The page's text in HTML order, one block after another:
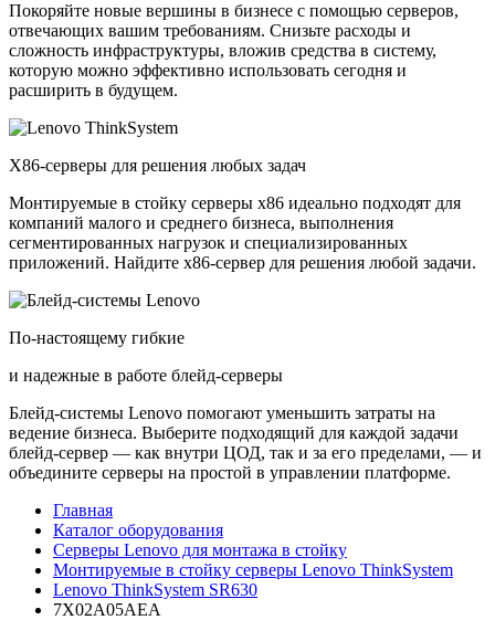
Покоряйте новые вершины в бизнесе с помощью серверов,
отвечающих вашим требованиям. Снизьте расходы и
сложность инфраструктуры, вложив средства в систему,
которую можно эффективно использовать сегодня и
расширить в будущем.
X86-серверы для решения любых задач
Монтируемые в стойку серверы x86 идеально подходят для
компаний малого и среднего бизнеса, выполнения
сегментированных нагрузок и специализированных
приложений. Найдите x86-сервер для решения любой задачи.
По-настоящему гибкие
и надежные в работе блейд-серверы
Блейд-системы Lenovo помогают уменьшить затраты на
ведение бизнеса. Выберите подходящий для каждой задачи
блейд-сервер — как внутри ЦОД, так и за его пределами, — и
объедините серверы на простой в управлении платформе.
Главная
Каталог оборудования
Серверы Lenovo для монтажа в стойку
Монтируемые в стойку серверы Lenovo ThinkSystem
Lenovo ThinkSystem SR630
7X02A05AEA